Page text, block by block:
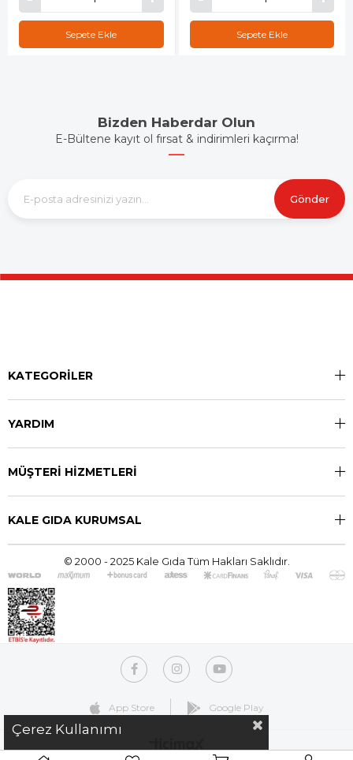
Sepete Ekle Sepete Ekle
Bizden Haberdar Olun
E-Bültene kayıt ol fırsat & indirimleri kaçırma!
Gönder
KATEGORİLER
YARDIM
MÜŞTERİ HİZMETLERİ
KALE GIDA KURUMSAL
© 2000 - 2025 Kale Gıda Tüm Hakları Saklıdır.
App Store Google Play
Çerez Kullanımı